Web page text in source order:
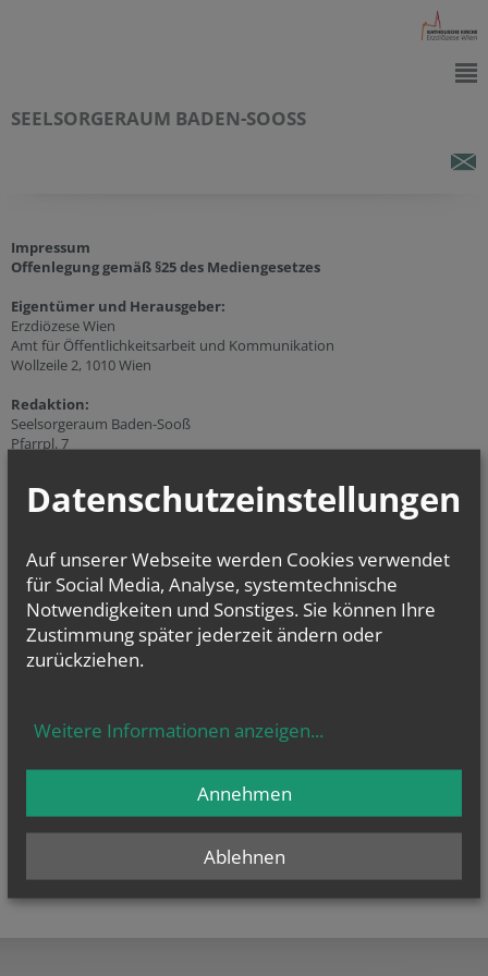
SEELSORGERAUM BADEN-SOOSS
Impressum
Offenlegung gemäß §25 des Mediengesetzes
Eigentümer und Herausgeber:
Erzdiözese Wien
Amt für Öffentlichkeitsarbeit und Kommunikation
Wollzeile 2, 1010 Wien
Redaktion:
Seelsorgeraum Baden-Sooß
Pfarrpl. 7
E-Mail:pfarre.baden-st.stephan@katholischekirche.at
Diese Seite ist der Webauftritt von Seelsorgeraum Baden-Sooß im
Rahmen des Webportals der Erzdiözese Wien.
Datenschutzerklärung
Barrierefreiheitserklärung
Datenschutzeinstellungen
Auf unserer Webseite werden Cookies verwendet
für Social Media, Analyse, systemtechnische
Notwendigkeiten und Sonstiges. Sie können Ihre
Zustimmung später jederzeit ändern oder
zurückziehen.
Weitere Informationen anzeigen...
Ablehnen
Annehmen